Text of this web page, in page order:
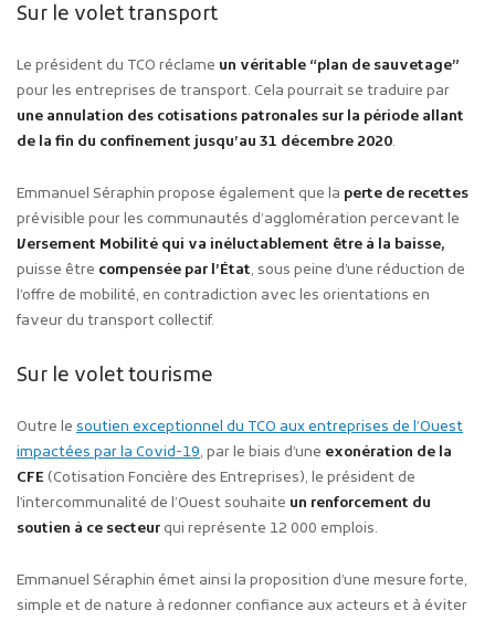
Sur le volet transport
Le président du TCO réclame un véritable “plan de sauvetage”
pour les entreprises de transport. Cela pourrait se traduire par
une annulation des cotisations patronales sur la période allant
de la fin du confinement jusqu’au 31 décembre 2020.
Emmanuel Séraphin propose également que la perte de recettes
prévisible pour les communautés d’agglomération percevant le
Versement Mobilité qui va inéluctablement être à la baisse,
puisse être compensée par l’État, sous peine d’une réduction de
l’offre de mobilité, en contradiction avec les orientations en
faveur du transport collectif.
Sur le volet tourisme
Outre le soutien exceptionnel du TCO aux entreprises de l’Ouest
impactées par la Covid-19, par le biais d’une exonération de la
CFE (Cotisation Foncière des Entreprises), le président de
l’intercommunalité de l’Ouest souhaite un renforcement du
soutien à ce secteurqui représente 12 000 emplois.
Emmanuel Séraphin émet ainsi la proposition d’une mesure forte,
simple et de nature à redonner confiance aux acteurs et à éviter